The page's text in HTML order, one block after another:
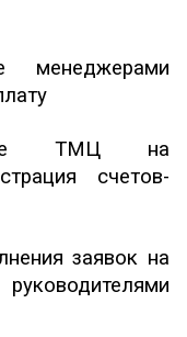
менеджерами
ТМЦ на
счетов-
заявок на